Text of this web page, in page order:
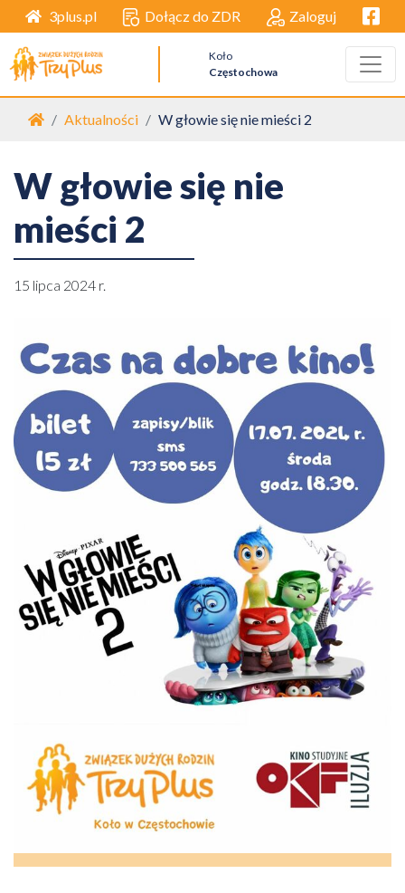
3plus.pl Dołącz do ZDR Zaloguj
Koło
Częstochowa
Strona główna
Aktualności W głowie się nie mieści 2
W głowie się nie
mieści 2
15 lipca 2024 r.